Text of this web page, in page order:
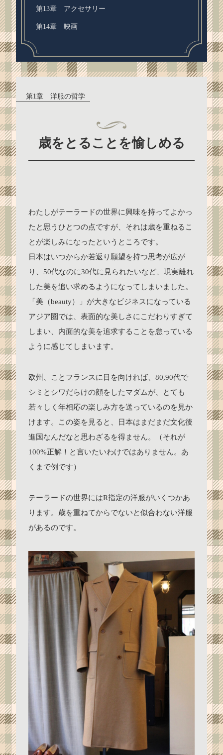
第13章 アクセサリー
第14章 映画
第1章 洋服の哲学
歳をとることを愉しめる
わたしがテーラードの世界に興味を持ってよかっ
たと思うひとつの点ですが、それは歳を重ねるこ
とが楽しみになったというところです。
日本はいつからか若返り願望を持つ思考が広が
り、50代なのに30代に見られたいなど、現実離れ
した美を追い求めるようになってしまいました。
「美（beauty）」が大きなビジネスになっている
アジア圏では、表面的な美しさにこだわりすぎて
しまい、内面的な美を追求することを怠っている
ように感じてしまいます。
欧州、ことフランスに目を向ければ、80,90代で
シミとシワだらけの顔をしたマダムが、とても
若々しく年相応の楽しみ方を送っているのを見か
けます。この姿を見ると、日本はまだまだ文化後
進国なんだなと思わざるを得ません。（それが
100%正解！と言いたいわけではありません。あ
くまで例です）
テーラードの世界にはR指定の洋服がいくつかあ
ります。歳を重ねてからでないと似合わない洋服
があるのです。